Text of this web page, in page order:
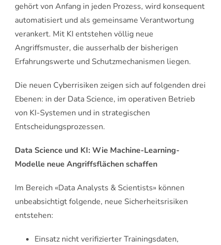
gehört von Anfang in jeden Prozess, wird konsequent
automatisiert und als gemeinsame Verantwortung
verankert. Mit KI entstehen völlig neue
Angriffsmuster, die ausserhalb der bisherigen
Erfahrungswerte und Schutzmechanismen liegen.
Die neuen Cyberrisiken zeigen sich auf folgenden drei
Ebenen: in der Data Science, im operativen Betrieb
von KI-Systemen und in strategischen
Entscheidungsprozessen.
Data Science und KI: Wie Machine-Learning-
Modelle neue Angriffsflächen schaffen
Im Bereich «Data Analysts & Scientists» können
unbeabsichtigt folgende, neue Sicherheitsrisiken
entstehen:
Einsatz nicht verifizierter Trainingsdaten,